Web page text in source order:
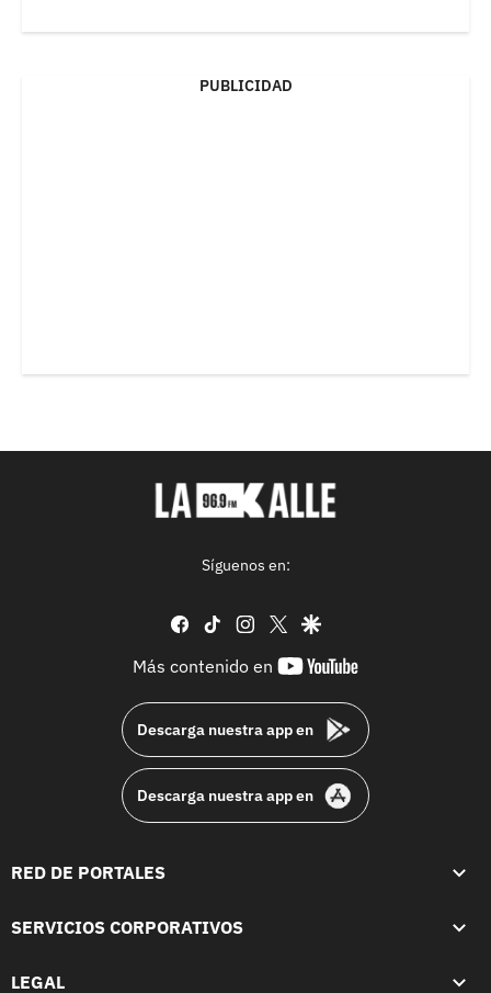
PUBLICIDAD
Síguenos en:
facebook
tiktok instagram
twittergoogle
Más contenido en
youtube-
Descarga nuestra app en
Descarga nuestra app en
RED DE PORTALES
SERVICIOS CORPORATIVOS
LEGAL